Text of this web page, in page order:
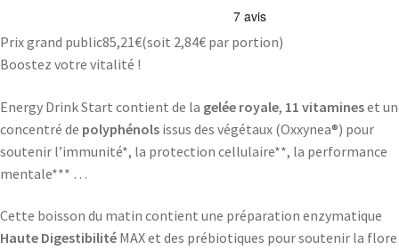
Prix grand public85,21€(soit 2,84€ par portion)
Boostez votre vitalité !
Energy Drink Start contient de la gelée royale, 11 vitamineset un
concentré de polyphénols issus des végétaux (Oxxynea®) pour
soutenir l’immunité*, la protection cellulaire**, la performance
mentale*** …
Cette boisson du matin contient une préparation enzymatique
Haute Digestibilité MAX et des prébiotiques pour soutenir la flore